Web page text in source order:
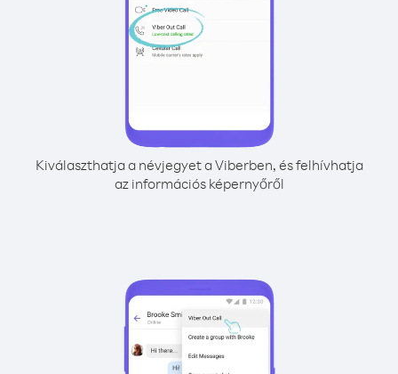
Kiválaszthatja a névjegyet a Viberben, és felhívhatja
az információs képernyőről